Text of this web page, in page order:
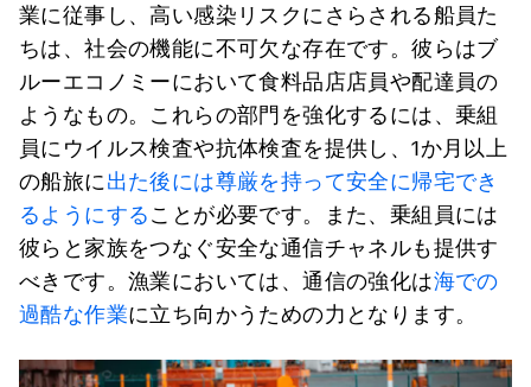
業に従事し、高い感染リスクにさらされる船員た
ちは、社会の機能に不可欠な存在です。彼らはブ
ルーエコノミーにおいて食料品店店員や配達員の
ようなもの。これらの部門を強化するには、乗組
員にウイルス検査や抗体検査を提供し、1か月以上
の船旅に出た後には尊厳を持って安全に帰宅でき
るようにすることが必要です。また、乗組員には
彼らと家族をつなぐ安全な通信チャネルも提供す
べきです。漁業においては、通信の強化は海での
過酷な作業に立ち向かうための力となります。